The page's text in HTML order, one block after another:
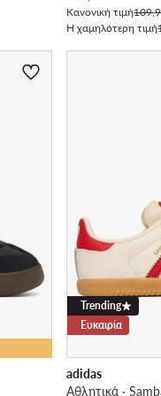
Κανονική τιμή
Η χαμηλότερη τιμή
Trending
Ευκαιρία
adidas
Αθλητικά ·